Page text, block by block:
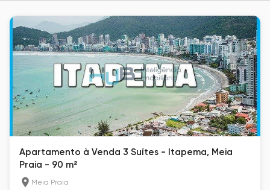
Apartamento à Venda 3 Suítes - Itapema, Meia
Praia - 90 m²
Meia Praia